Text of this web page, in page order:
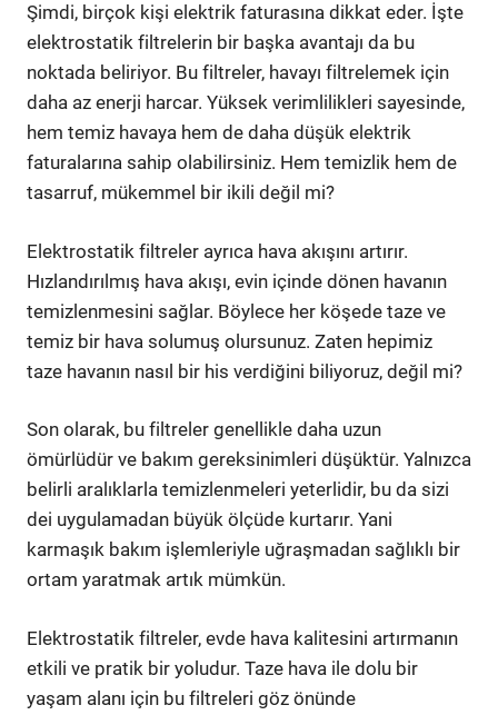
Şimdi, birçok kişi elektrik faturasına dikkat eder. İşte
elektrostatik filtrelerin bir başka avantajı da bu
noktada beliriyor. Bu filtreler, havayı filtrelemek için
daha az enerji harcar. Yüksek verimlilikleri sayesinde,
hem temiz havaya hem de daha düşük elektrik
faturalarına sahip olabilirsiniz. Hem temizlik hem de
tasarruf, mükemmel bir ikili değil mi?
Elektrostatik filtreler ayrıca hava akışını artırır.
Hızlandırılmış hava akışı, evin içinde dönen havanın
temizlenmesini sağlar. Böylece her köşede taze ve
temiz bir hava solumuş olursunuz. Zaten hepimiz
taze havanın nasıl bir his verdiğini biliyoruz, değil mi?
Son olarak, bu filtreler genellikle daha uzun
ömürlüdür ve bakım gereksinimleri düşüktür. Yalnızca
belirli aralıklarla temizlenmeleri yeterlidir, bu da sizi
dei uygulamadan büyük ölçüde kurtarır. Yani
karmaşık bakım işlemleriyle uğraşmadan sağlıklı bir
ortam yaratmak artık mümkün.
Elektrostatik filtreler, evde hava kalitesini artırmanın
etkili ve pratik bir yoludur. Taze hava ile dolu bir
yaşam alanı için bu filtreleri göz önünde